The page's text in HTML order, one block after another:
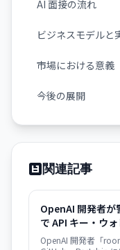
AI 面接の流れ
ビジネスモデルと
市場における意義
今後の展開
関連記事
OpenAI 開発者が
で API キー・ウ
が序章に
OpenAI 開発者「